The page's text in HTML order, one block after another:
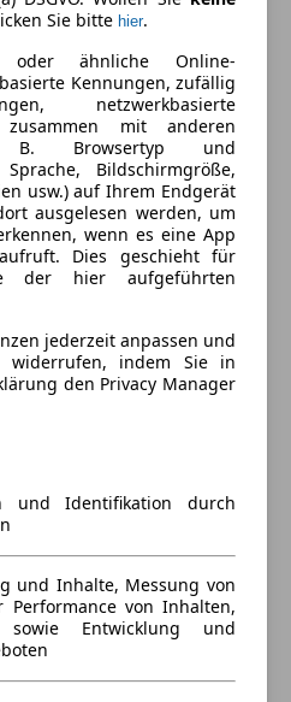
Sie bitte hier.
oder ähnliche Online-
Kennungen, zufällig
netzwerkbasierte
zusammen mit anderen
B. Browsertyp und
Bildschirmgröße,
usw.) auf Ihrem Endgerät
ausgelesen werden, um
wenn es eine App
Dies geschieht für
der hier aufgeführten
jederzeit anpassen und
widerrufen, indem Sie in
den Privacy Manager
und Identifikation durch
und Inhalte, Messung von
von Inhalten,
sowie Entwicklung und